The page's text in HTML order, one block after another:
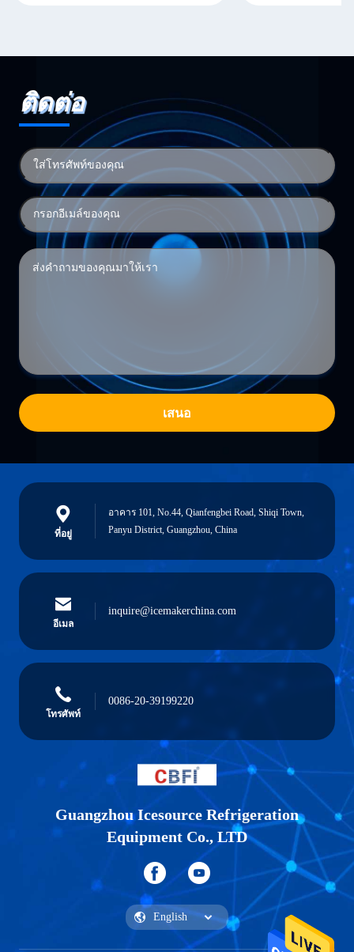
ติดต่อ
เสนอ
ที่อยู่
อาคาร 101, No.44, Qianfengbei Road, Shiqi Town,
Panyu District, Guangzhou, China
อีเมล
inquire@icemakerchina.com
โทรศัพท์
0086-20-39199220
Guangzhou Icesource Refrigeration
Equipment Co., LTD